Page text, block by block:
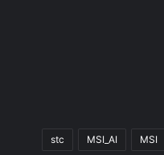
MSI
MSI_AI
stc